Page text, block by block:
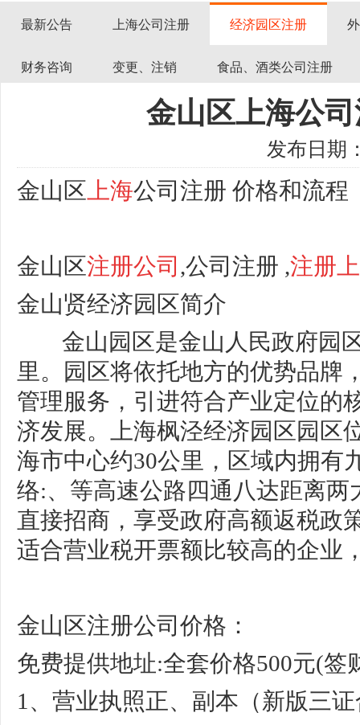
最新公告 上海公司注册 经济园区注册
财务咨询 变更、注销 食品、酒类公司注册
金山区上海公
发布日期
金山区 上海公司注册 价格和流程
金山区注册公司 ,公司注册 ,注册
金山贤经济园区简介
金山园区是金山人民政府园区
里。园区将依托地方的优势品牌
管理服务，引进符合产业定位的
济发展。上海枫泾经济园区园区
海市中心约30公里，区域内拥有
络:、等高速公路四通八达距离
直接招商，享受政府高额返税政
适合营业税开票额比较高的企业
金山区注册公司价格：
免费提供地址:全套价格500元(签
1、营业执照正、副本（新版三